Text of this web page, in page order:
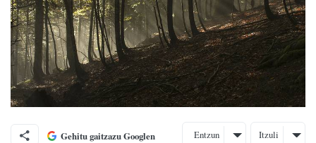
Gehitu gaitzazu Googlen Entzun Itzuli